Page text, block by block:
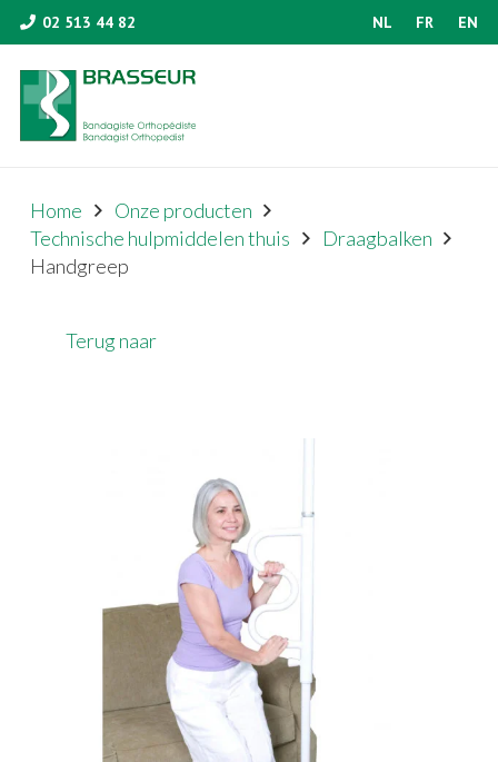
02 513 44 82 NL FR EN
Home
Onze producten
Technische hulpmiddelen thuis
Draagbalken
Handgreep
Terug naar